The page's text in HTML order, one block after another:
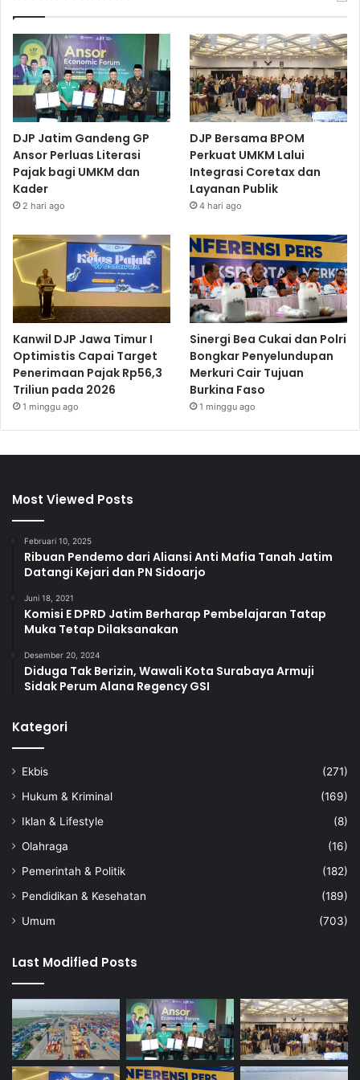
DJP Jatim Gandeng GP
Ansor Perluas Literasi
Pajak bagi UMKM dan
Kader
2 hari ago
DJP Bersama BPOM
Perkuat UMKM Lalui
Integrasi Coretax dan
Layanan Publik
4 hari ago
Kanwil DJP Jawa Timur I
Optimistis Capai Target
Penerimaan Pajak Rp56,3
Triliun pada 2026
1 minggu ago
Sinergi Bea Cukai dan Polri
Bongkar Penyelundupan
Merkuri Cair Tujuan
Burkina Faso
1 minggu ago
Most Viewed Posts
Februari 10, 2025
Ribuan Pendemo dari Aliansi Anti Mafia Tanah Jatim
Datangi Kejari dan PN Sidoarjo
Juni 18, 2021
Komisi E DPRD Jatim Berharap Pembelajaran Tatap
Muka Tetap Dilaksanakan
Desember 20, 2024
Diduga Tak Berizin, Wawali Kota Surabaya Armuji
Sidak Perum Alana Regency GSI
Kategori
Ekbis
(271)
Hukum & Kriminal
(169)
Iklan & Lifestyle
(8)
Olahraga
(16)
Pemerintah & Politik
(182)
Pendidikan & Kesehatan
(189)
Umum
(703)
Last Modified Posts